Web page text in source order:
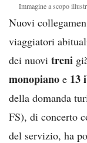
Immagine a scopo
Nuovi
viaggiatori
dei nuovi treni
monopiano e 13
della domanda
FS), di concerto
del servizio, ha